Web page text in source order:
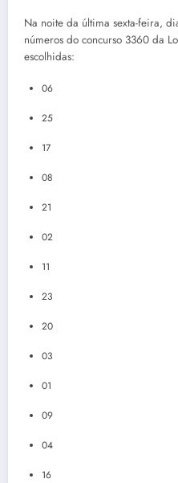
Na noite da última sexta-feira,
números do concurso 3360 da
escolhidas:
06
25
17
08
21
02
11
23
20
03
01
09
04
16